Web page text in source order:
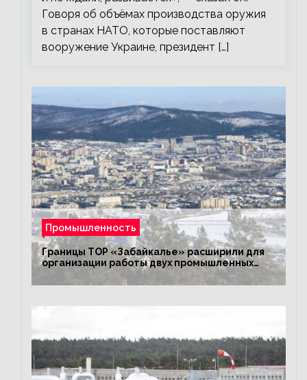
Говоря об объёмах производства оружия
в странах НАТО, которые поставляют
вооружение Украине, президент […]
Промышленность
Границы ТОР «Забайкалье» расширили для
организации работы двух промышленных
предприятий